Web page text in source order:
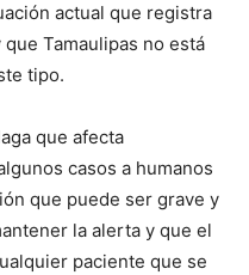
actual que registra
Tamaulipas no está
tipo.
que afecta
casos a humanos
que puede ser grave y
la alerta y que el
paciente que se